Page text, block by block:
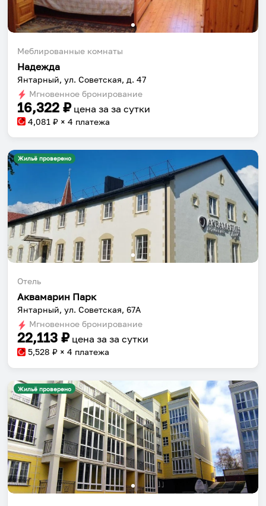
Меблированные комнаты
Надежда
Янтарный, ул. Советская, д. 47
Мгновенное бронирование
16,322 ₽ цена за за сутки
4,081 ₽ × 4 платежа
Жильё проверено
Отель
Аквамарин Парк
Янтарный, ул. Советская, 67А
Мгновенное бронирование
22,113 ₽ цена за за сутки
5,528 ₽ × 4 платежа
Жильё проверено